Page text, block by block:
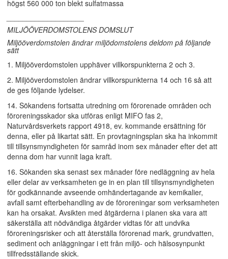
högst 560 000 ton blekt sulfatmassa
MILJÖÖVERDOMSTOLENS DOMSLUT
Miljööverdomstolen ändrar miljödomstolens deldom på följande
sätt
1. Miljööverdomstolen upphäver villkorspunkterna 2 och 3.
2. Miljööverdomstolen ändrar villkorspunkterna 14 och 16 så att
de ges följande lydelser.
14. Sökandens fortsatta utredning om förorenade områden och
föroreningsskador ska utföras enligt MIFO fas 2,
Naturvårdsverkets rapport 4918, ev. kommande ersättning för
denna, eller på likartat sätt. En provtagningsplan ska ha inkommit
till tillsynsmyndigheten för samråd inom sex månader efter det att
denna dom har vunnit laga kraft.
16. Sökanden ska senast sex månader före nedläggning av hela
eller delar av verksamheten ge in en plan till tillsynsmyndigheten
för godkännande avseende omhändertagande av kemikalier,
avfall samt efterbehandling av de föroreningar som verksamheten
kan ha orsakat. Avsikten med åtgärderna i planen ska vara att
säkerställa att nödvändiga åtgärder vidtas för att undvika
föroreningsrisker och att återställa förorenad mark, grundvatten,
sediment och anläggningar i ett från miljö- och hälsosynpunkt
tillfredsställande skick.